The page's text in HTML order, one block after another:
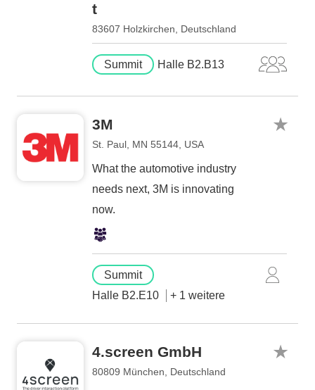
t
83607 Holzkirchen, Deutschland
Summit Halle B2.B13
3M
St. Paul, MN 55144, USA
What the automotive industry
needs next, 3M is innovating
now.
Summit
Halle B2.E10
+ 1 weitere
4.screen GmbH
80809 München, Deutschland